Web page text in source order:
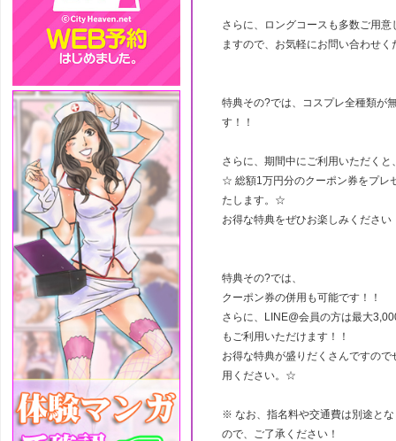
さらに、ロングコースも多数ご用意
ますので、お気軽にお問い合わせく
特典その?では、コスプレ全種類が
す！！
さらに、期間中にご利用いただくと
☆ 総額1万円分のクーポン券をプレ
たします。☆
お得な特典をぜひお楽しみください
特典その?では、
クーポン券の併用も可能です！！
さらに、LINE@会員の方は最大
もご利用いただけます！！
お得な特典が盛りだくさんですので
用ください。☆
※ なお、指名料や交通費は別途と
ので、ご了承ください！